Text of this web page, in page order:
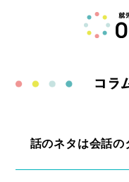
話のネタは会話の